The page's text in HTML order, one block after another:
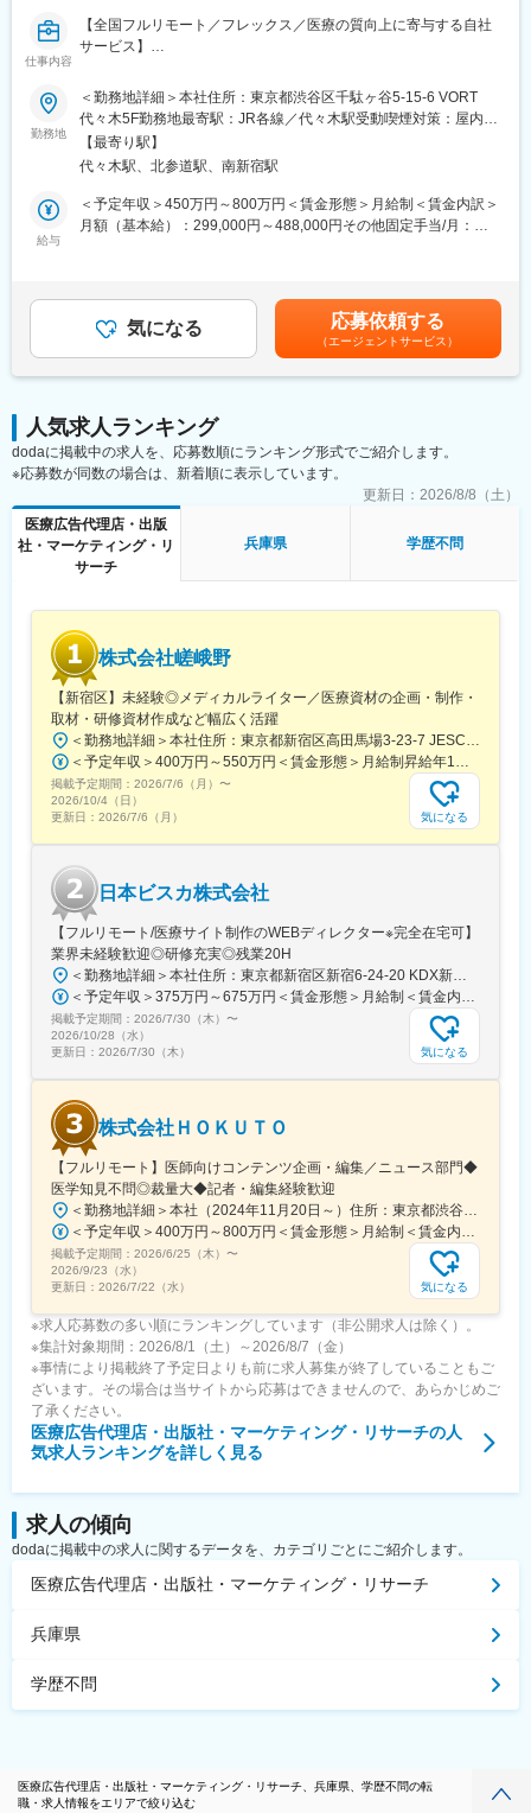
万人以上の患者様が笑顔になるお手伝いをしてきました。
2022年6月にマーケティングに特化した子会社である
SheepMedical Technologies株式会社を設立、また同年9月にはク
設立し、キレイライン矯正だけにとどまらず幅広い歯科の領域で
患者様を笑顔にするサービスを展開しております。
変更の範囲：会社の定める業務
仕事内容
【全国フルリモート／フレックス／医療の質向上に寄与する自社
サービス】
医師専用Webサービス・アプリを運営する当社にて、「ヒポク
ラ」のUI/UXデザイナーをお任せします。
■業務内容：
医師という専門性の高いユーザーに向き合い、プロダクト・マー
ケティング・ブランディングまで横断的に関わることができま
す。PM・開発ディレクター・エンジニアと連携しながら、UI/UX
っていただきたいと考えています。
・HTMLメールや広告バナー・SNS画像などWEBマーケティング
に必要なデザイン
・学会で配るチラシやリーフレット・会員獲得のためのダイレク
■働き方
残業時間は10～20時間程とワークライフバランスを整えやすい環
四半期に一回程度の対面で会うキックオフの機会もご用意してお
ります。
■当社について：
当社は、「テクノロジーの力で人々の健康寿命を延ばす」ことを
理念に掲げ、医師専用のWebサービスやアプリを展開していま
す。
当社が提供する「ヒポクラ」は、約70,000人以上の医師が参加す
ンライン医局”として多くの医師に活用されています。
コミュニティを通じて、医師は他の専門領域の知見を得たり、診
療の選択肢を広げたりすることができ、結果的に患者さんにより
良い医療を届けることにつながっています。単なる情報共有にと
どまらず、医師同士の相互支援を通じて臨床力とモチベーション
を高める仕組みを提供している点が、当社サービスの大きな強み
となっています。
勤務地
＜勤務地詳細＞本社住所：東京都渋谷区千駄ヶ谷5-15-6 VORT
代々木5F勤務地最寄駅：JR各線／代々木駅受動喫煙対策：屋内全
面禁煙変更の範囲：会社の定める事業所（リモートワーク含む）
【最寄り駅】
代々木駅、北参道駅、南新宿駅
給与
＜予定年収＞450万円～800万円＜賃金形態＞月給制＜賃金内訳＞
月額（基本給）：299,000円～488,000円その他固定手当/月：
残業手当＞有＜給与補足＞■上記「その他固定手当」：在宅勤務手
当賃金はあくまでも目安の金額であり、選考を通じて上下する可
能性があります。月給(月額)は固定手当を含めた表記です。
気になる 応募依頼する
（エージェントサービス）
人気求人ランキング
dodaに掲載中の求人を、応募数順にランキング形式でご紹介します。
※応募数が同数の場合は、新着順に表示しています。
更新日： 2026/8/8（土）
医療広告代理店・出版
社・マーケティング・リ
サーチ
兵庫県 学歴不問
株式会社嵯峨野
【新宿区】未経験◎メディカルライター／医療資材の企画・制作・
取材・研修資材作成など幅広く活躍
＜勤務地詳細＞本社住所：東京都新宿区高田馬場3-23-7 JESCO高田馬場3F受動喫煙対策：屋内全面禁煙変更の範囲：会社の定める事業所（リモートワーク含む）
＜予定年収＞400万円～550万円＜賃金形態＞月給制昇給年1回、賞与年2回（実績）＜賃金内訳＞月額（基本給）：250,000円～350,000円＜月給＞250,000円～350,000円＜昇給有無＞有＜残業手当＞有＜給与補足＞経験・能力を考慮して決定します賃金はあくまでも目安の金額であり、選考を通じて上下する可能性があります。月給(月額)は固定手当を含めた表記です。
掲載予定期間： 2026/7/6（月） 〜
2026/10/4（日）
更新日： 2026/7/6（月） 気になる
日本ビスカ株式会社
【フルリモート/医療サイト制作のWEBディレクター※完全在宅可】
業界未経験歓迎◎研修充実◎残業20H
＜勤務地詳細＞本社住所：東京都新宿区新宿6-24-20 KDX新宿6丁目ビル10F勤務地最寄駅：都営大江戸線、東京メトロ副都心線／東新宿駅受動喫煙対策：屋内全面禁煙変更の範囲：会社の定める事業所（リモートワーク含む）
＜予定年収＞375万円～675万円＜賃金形態＞月給制＜賃金内訳＞月額（基本給）：250,000円～450,000円＜月給＞250,000円～450,000円＜昇給有無＞有＜残業手当＞有＜給与補足＞■賞与：年2回※25年度実績4.08ヶ月分■昇給：年1回賃金はあくまでも目安の金額であり、選考を通じて上下する可能性があります。月給(月額)は固定手当を含めた表記です。
掲載予定期間： 2026/7/30（木） 〜
2026/10/28（水）
更新日： 2026/7/30（木） 気になる
株式会社ＨＯＫＵＴＯ
【フルリモート】医師向けコンテンツ企画・編集／ニュース部門◆
医学知見不問◎裁量大◆記者・編集経験歓迎
＜勤務地詳細＞本社（2024年11月20日～）住所：東京都渋谷区渋谷一丁目12番2 クロスオフィス渋谷311受動喫煙対策：屋内全面禁煙変更の範囲：会社の定める事業所（リモートワーク含む）
＜予定年収＞400万円～800万円＜賃金形態＞月給制＜賃金内訳＞月額（基本給）：241,565円～483,130円固定残業手当/月：91,768円～183,536円（固定残業時間45時間0分/月）超過した時間外労働の残業手当は追加支給＜月給＞333,333円～666,666円（一律手当を含む）＜昇給有無＞有＜残業手当＞有＜給与補足＞※実績やご経験、スキルを考慮し、当社規定に基づいて決定します。賃金はあくまでも目安の金額であり、選考を通じて上下する可能性があります。月給(月額)は固定手当を含めた表記です。
掲載予定期間： 2026/6/25（木） 〜
2026/9/23（水）
更新日： 2026/7/22（水） 気になる
※求人応募数の多い順にランキングしています（非公開求人は除く）。
※集計対象期間：2026/8/1（土）～2026/8/7（金）
※事情により掲載終了予定日よりも前に求人募集が終了していることもご
ざいます。その場合は当サイトから応募はできませんので、あらかじめご
了承ください。
医療広告代理店・出版社・マーケティング・リサーチの人
気求人ランキングを詳しく見る
求人の傾向
dodaに掲載中の求人に関するデータを、カテゴリごとにご紹介します。
医療広告代理店・出版社・マーケティング・リサーチ
兵庫県
学歴不問
医療広告代理店・出版社・マーケティング・リサーチ、兵庫県、学歴不問の転
職・求人情報をエリアで絞り込む